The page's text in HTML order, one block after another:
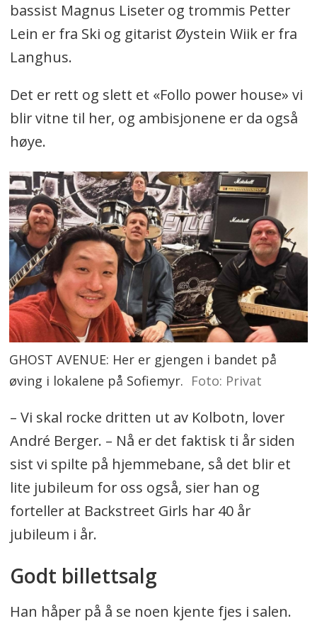
bassist Magnus Liseter og trommis Petter
Lein er fra Ski og gitarist Øystein Wiik er fra
Langhus.
Det er rett og slett et «Follo power house» vi
blir vitne til her, og ambisjonene er da også
høye.
GHOST AVENUE: Her er gjengen i bandet på
øving i lokalene på Sofiemyr. Foto: Privat
– Vi skal rocke dritten ut av Kolbotn, lover
André Berger. – Nå er det faktisk ti år siden
sist vi spilte på hjemmebane, så det blir et
lite jubileum for oss også, sier han og
forteller at Backstreet Girls har 40 år
jubileum i år.
Godt billettsalg
Han håper på å se noen kjente fjes i salen.